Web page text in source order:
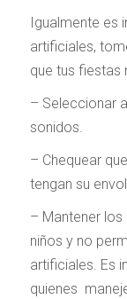
Igualmente es
artificiales,
que tus fiestas
– Seleccionar
sonidos.
– Chequear
tengan su
– Mantener
niños y no
artificiales. Es
quienes